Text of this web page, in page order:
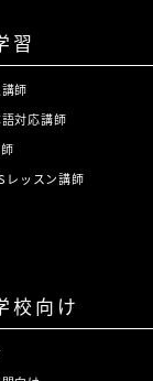
習
師
対応講師
レッスン講師
校向け